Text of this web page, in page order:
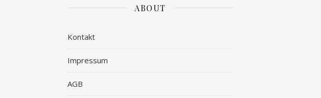
ABOUT
Kontakt
Impressum
AGB